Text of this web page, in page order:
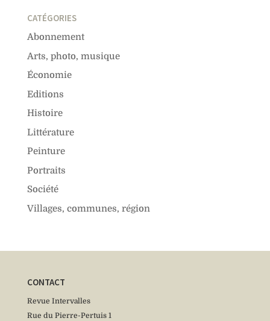
CATÉGORIES
Abonnement
Arts, photo, musique
Économie
Editions
Histoire
Littérature
Peinture
Portraits
Société
Villages, communes, région
CONTACT
Revue Intervalles
Rue du Pierre-Pertuis 1